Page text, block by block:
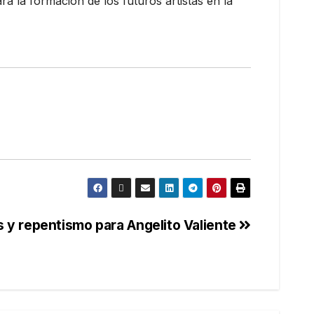
y repentismo para Angelito Valiente